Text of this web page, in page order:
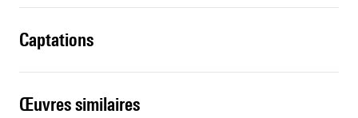
captations
œuvres similaires